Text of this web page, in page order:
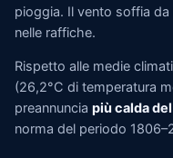
pioggia. Il vento soffia
nelle raffiche.
Rispetto alle medie
(26,2°C di temperatura
preannuncia più calda
norma del periodo